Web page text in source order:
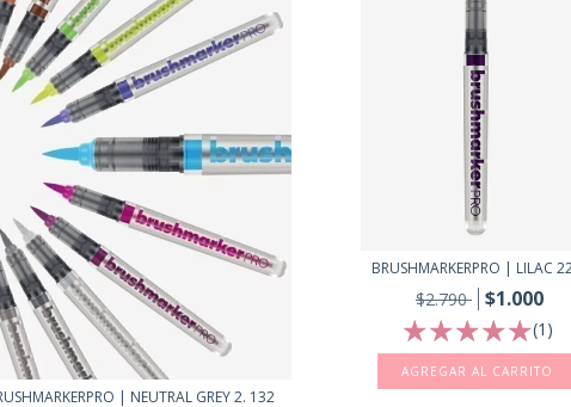
| NEUTRAL GREY 2. 132
BRUSHMARKERPRO | LILAC
$2.790 $1.000
(1)